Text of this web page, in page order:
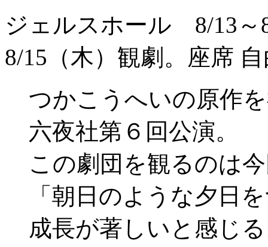
ジェルスホール 8/
8/15（木）観劇。座席
つかこうへいの原作
六夜社第６回公演。
この劇団を観るのは
「朝日のような夕日
成長が著しいと感じ